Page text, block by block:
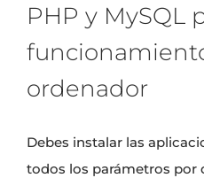
PHP y MySQL
ordenador
Debes instalar las
todos los parámetros por